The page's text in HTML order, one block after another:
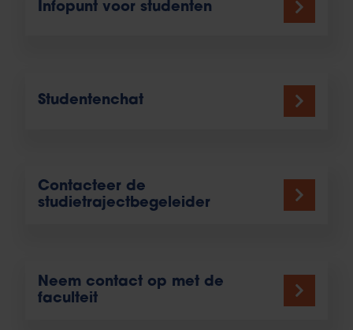
Infopunt voor studenten
Studentenchat
Contacteer de
studietrajectbegeleider
Neem contact op met de
faculteit